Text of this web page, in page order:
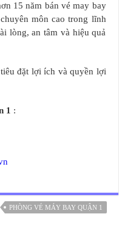
15 năm bán vé may bay
môn cao trong lĩnh
lòng, an tâm và hiệu quả
đặt lợi ích và quyền lợi
1 :
PHÒNG VÉ MÁY BAY QUẬN 1